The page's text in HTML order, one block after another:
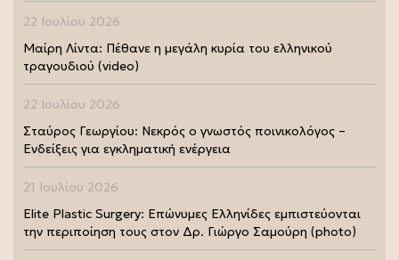
22 Ιουλίου 2026
Μαίρη Λίντα: Πέθανε η μεγάλη κυρία του ελληνικού
τραγουδιού (video)
22 Ιουλίου 2026
Σταύρος Γεωργίου: Νεκρός ο γνωστός ποινικολόγος –
Ενδείξεις για εγκληματική ενέργεια
21 Ιουλίου 2026
Elite Plastic Surgery: Επώνυμες Ελληνίδες εμπιστεύονται
την περιποίηση τους στον Δρ. Γιώργο Σαμούρη (photo)